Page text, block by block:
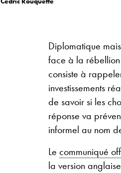
Diplomatique
face à la
consiste à
investissements
de savoir si les
réponse va
informel au nom
Le communiqué
la version